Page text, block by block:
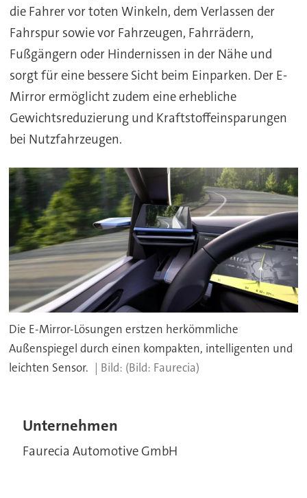
die Fahrer vor toten Winkeln, dem Verlassen der
Fahrspur sowie vor Fahrzeugen, Fahrrädern,
Fußgängern oder Hindernissen in der Nähe und
sorgt für eine bessere Sicht beim Einparken. Der E-
Mirror ermöglicht zudem eine erhebliche
Gewichtsreduzierung und Kraftstoffeinsparungen
bei Nutzfahrzeugen.
Die E-Mirror-Lösungen erstzen herkömmliche
Außenspiegel durch einen kompakten, intelligenten und
leichten Sensor.
(Bild: Faurecia)
Unternehmen
Faurecia Automotive GmbH